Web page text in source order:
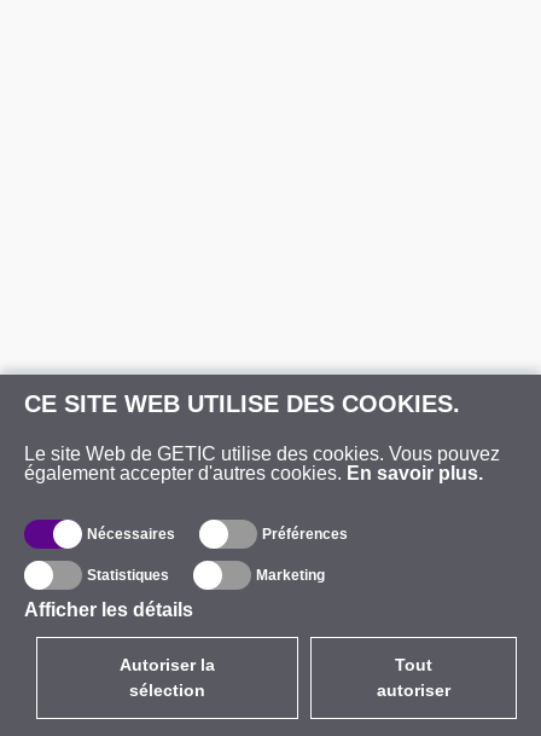
CE SITE WEB UTILISE DES COOKIES.
Le site Web de GETIC utilise des cookies. Vous pouvez
également accepter d'autres cookies. En savoir plus.
Nécessaires Préférences
Statistiques Marketing
Afficher les détails
Autoriser la
sélection
Tout
autoriser